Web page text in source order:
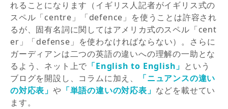
れることになります（イギリス人記者がイギリス式の
スペル「centre」「defence」を使うことは許容され
るが、固有名詞に関してはアメリカ式のスペル「cent
er」「defense」を使わなければならない）。さらに
ガーディアンは二つの英語の違いへの理解の一助とな
るよう、ネット上で 「English to English」 という
ブログを開設し、コラムに加え、
「ニュアンスの違い
の対応表」 や 「単語の違いの対応表」 などを載せてい
ます。